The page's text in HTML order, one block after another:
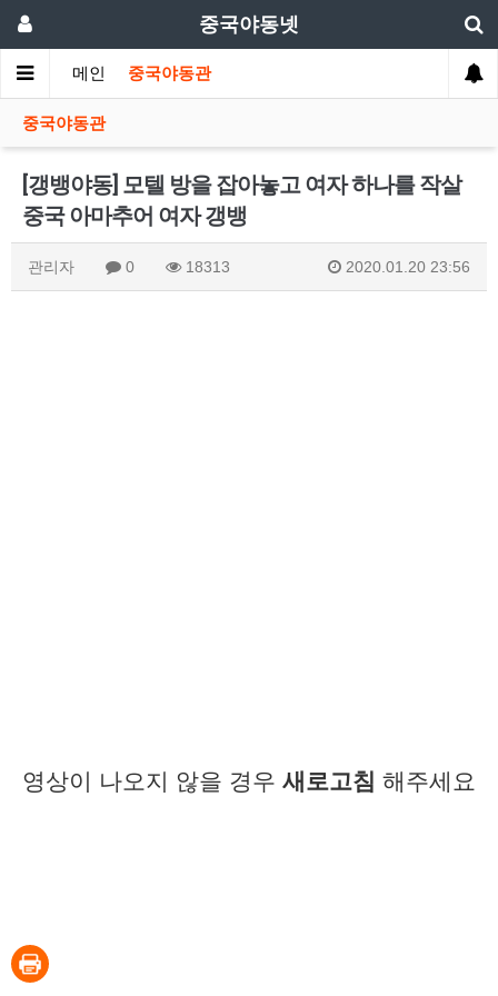
중국야동넷
메인 중국야동관
중국야동관
[갱뱅야동] 모텔 방을 잡아놓고 여자 하나를 작살
중국 아마추어 여자 갱뱅
관리자 0 18313 2020.01.20 23:56
영상이 나오지 않을 경우 새로고침 해주세요